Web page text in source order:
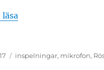
Etiketter
inspelningar, mikrofon,